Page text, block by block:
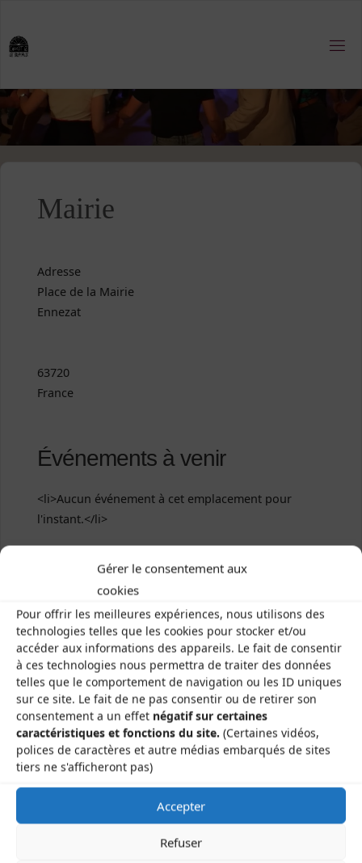
Gérer le consentement aux
cookies
Pour offrir les meilleures expériences, nous utilisons des
technologies telles que les cookies pour stocker et/ou
accéder aux informations des appareils. Le fait de consentir
à ces technologies nous permettra de traiter des données
telles que le comportement de navigation ou les ID uniques
sur ce site. Le fait de ne pas consentir ou de retirer son
consentement a un effet négatif sur certaines
caractéristiques et fonctions du site. (Certaines vidéos,
polices de caractères et autre médias embarqués de sites
tiers ne s'afficheront pas)
Accepter
Refuser
content
Mairie
Adresse
Place de la Mairie
Ennezat
63720
France
Événements à venir
<li>Aucun événement à cet emplacement pour
l'instant.</li>
Salle Henri Kubnick
Place Delille
Les Brayauds-CDMDT63
Le Gamounet
63200 Saint-Bonnet-près-Riom